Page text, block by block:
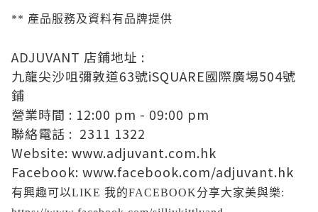
** 產品服務及資料有品牌提供
ADJUVANT 店鋪地址 :
九龍尖沙咀彌敦道63號iSQUARE國際廣埸504號
鋪
營業時間 : 12:00 pm - 09:00 pm
聯絡電話 : 2311 1322
Website: www.adjuvant.com.hk
Facebook: www.facebook.com/adjuvant.hk
有興趣可以LIKE 我的FACEBOOK分享大家美與樂: